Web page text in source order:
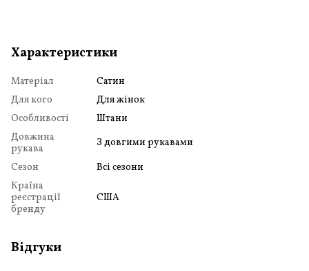
Характеристики
Матеріал
Сатин
Для кого
Для жінок
Особливості
Штани
Довжина
рукава
З довгими рукавами
Сезон
Всі сезони
Країна
реєстрації
бренду
США
Відгуки